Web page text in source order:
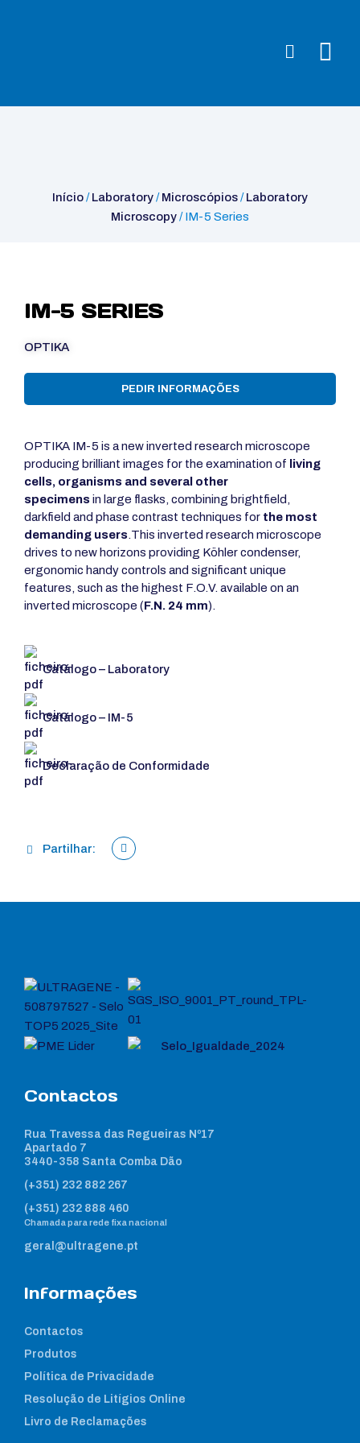
Início/Laboratory/Microscópios/Laboratory
Microscopy/ IM-5 Series
IM-5 SERIES
OPTIKA
PEDIR INFORMAÇÕES
OPTIKA IM-5 is a new inverted research microscope
producing brilliant images for the examination of living
cells, organisms and several other
specimens in large flasks, combining brightfield,
darkfield and phase contrast techniques for the most
demanding users .This inverted research microscope
drives to new horizons providing Köhler condenser,
ergonomic handy controls and significant unique
features, such as the highest F.O.V. available on an
inverted microscope (F.N. 24 mm).
Catálogo – Laboratory
Catálogo – IM-5
Declaração de Conformidade
Partilhar:
Contactos
Rua Travessa das Regueiras Nº17
Apartado 7
3440-358 Santa Comba Dão
(+351) 232 882 267
(+351) 232 888 460
Chamada para rede fixa nacional
geral@ultragene.pt
Informações
Contactos
Produtos
Política de Privacidade
Resolução de Litígios Online
Livro de Reclamações